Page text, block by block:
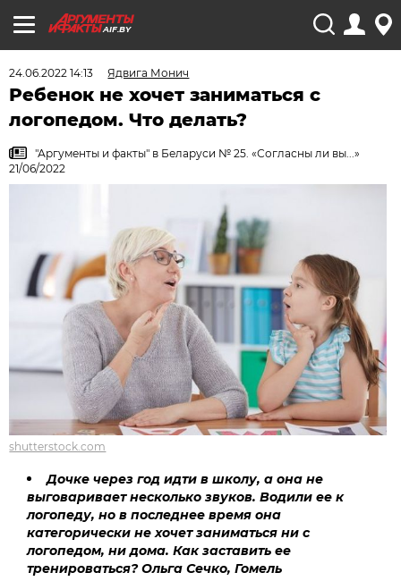
AIF.BY
24.06.2022 14:13 Ядвига Монич
Ребенок не хочет заниматься с
логопедом. Что делать?
"Аргументы и факты" в Беларуси № 25. «Согласны ли вы...»
21/06/2022
shutterstock.com
Дочке через год идти в школу, а она не
выговаривает несколько звуков. Водили ее к
логопеду, но в последнее время она
категорически не хочет заниматься ни с
логопедом, ни дома. Как заставить ее
тренироваться? Ольга Сечко, Гомель